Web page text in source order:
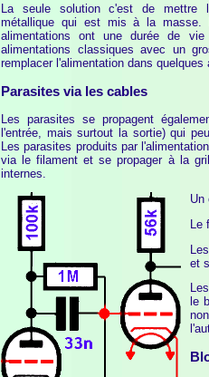
La seule solution c'est de mettre
métallique qui est mis à la
alimentations ont une durée de
alimentations classiques avec un
remplacer l'alimentation dans quelques
Parasites via les cables
Les parasites se propagent
l'entrée, mais surtout la sortie) qui
Les parasites produits par
via le filament et se propager à la
internes.
Un
et
le